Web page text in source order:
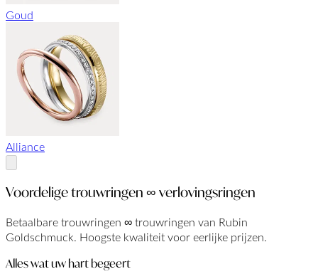
Goud
Alliance
Voordelige trouwringen ∞ verlovingsringen
Betaalbare trouwringen ∞ trouwringen van Rubin
Goldschmuck. Hoogste kwaliteit voor eerlijke prijzen.
Alles wat uw hart begeert